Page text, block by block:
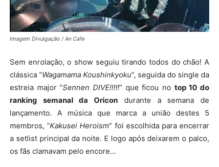
Imagem Divulgação / An Cafe
Sem enrolação, o show seguiu tirando todos do chão! A
clássica “Wagamama Koushinkyoku”, seguida do single da
estreia major “Sennen DIVE!!!!!” que ficou no top 10 do
ranking semanal da Oricon durante a semana de
lançamento. A música que marca a união destes 5
membros, “Kakusei Heroism” foi escolhida para encerrar
a setlist principal da noite. E logo após deixarem o palco,
os fãs clamavam pelo encore…